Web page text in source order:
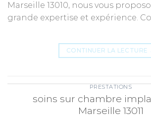
Marseille 13010, nous vous
grande expertise et expérience.
CONTINUER LA LECTURE
PRESTATIONS
soins sur chambre
Marseille 13011